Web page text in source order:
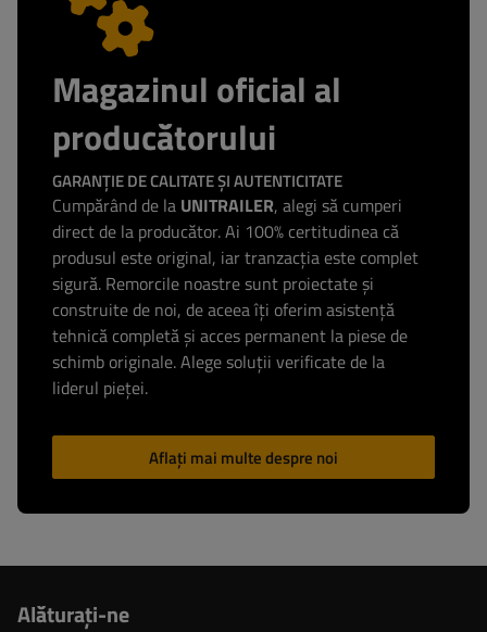
Magazinul oficial al
producătorului
GARANȚIE DE CALITATE ȘI AUTENTICITATE
Cumpărând de la UNITRAILER, alegi să cumperi
direct de la producător. Ai 100% certitudinea că
produsul este original, iar tranzacția este complet
sigură. Remorcile noastre sunt proiectate și
construite de noi, de aceea îți oferim asistență
tehnică completă și acces permanent la piese de
schimb originale. Alege soluții verificate de la
liderul pieței.
Aflați mai multe despre noi
Alăturaţi-ne